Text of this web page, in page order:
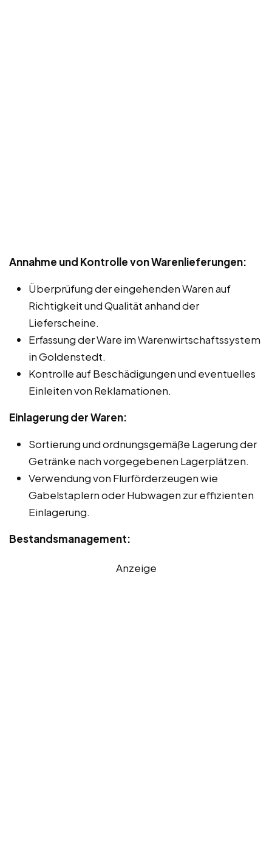
Annahme und Kontrolle von Warenlieferungen:
Überprüfung der eingehenden Waren auf
Richtigkeit und Qualität anhand der
Lieferscheine.
Erfassung der Ware im Warenwirtschaftssystem
in Goldenstedt.
Kontrolle auf Beschädigungen und eventuelles
Einleiten von Reklamationen.
Einlagerung der Waren:
Sortierung und ordnungsgemäße Lagerung der
Getränke nach vorgegebenen Lagerplätzen.
Verwendung von Flurförderzeugen wie
Gabelstaplern oder Hubwagen zur effizienten
Einlagerung.
Bestandsmanagement:
Anzeige